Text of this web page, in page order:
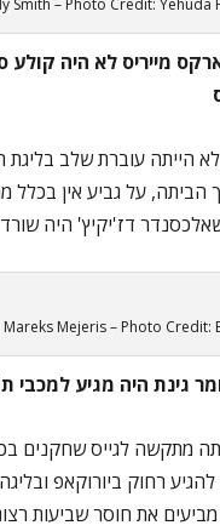
Smith – Photo Credit: Yehuda
מייריס לא היה קולע
לא הייתה עוברת שלב בליגת
הביתה, על גביע אין בכלל
דז'יקיץ' היה שורד
Mareks Mejeris – Photo Credit:
גינת היה מגיע למכבי
מתקשה לגייס שחקנים
רחוק ביורוקאפ
את חוסר שביעות